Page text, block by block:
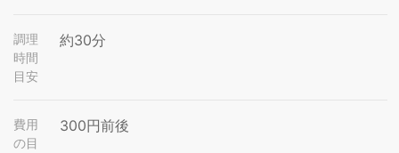
調理
時間
目安
約30分
費用
の目
300円前後